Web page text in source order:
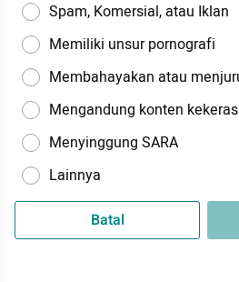
Spam, Komersial, atau Iklan
Memiliki unsur pornografi
Membahayakan atau
Mengandung konten
Menyinggung SARA
Lainnya
Batal